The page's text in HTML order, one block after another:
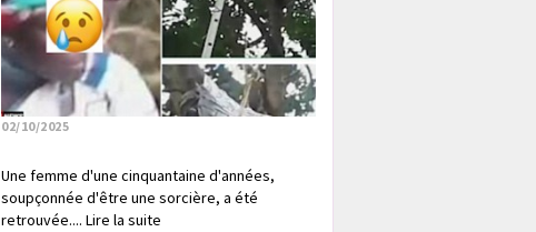
02/10/2025
Une femme d'une cinquantaine d'années,
soupçonnée d'être une sorcière, a été
retrouvée.... Lire la suite